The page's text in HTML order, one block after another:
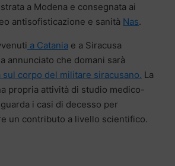
a Modena e consegnata ai
antisofisticazione e sanità Nas.
a Catania e a Siracusa
annunciato che domani sarà
sul corpo del militare siracusano. La
propria attività di studio medico-
i casi di decesso per
un contributo a livello scientifico.